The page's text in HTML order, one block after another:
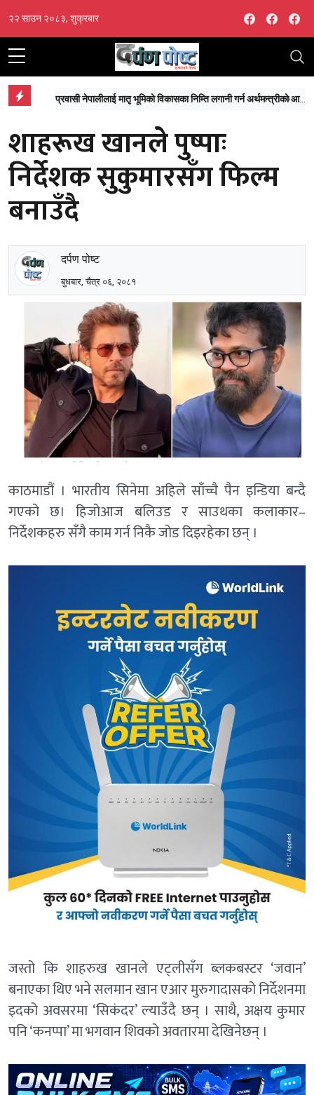
२२ साउन २०८३, शुक्रबार Facebook
‘माईतीघर डुबानको मुख्य कारण प्राकृतिक जलाशयको विनाश, ढलको अतिक्रमण र टुकुचाको उल्टो चाप’ प्रवासी नेपालीलाई मातृ भूमिको विकासका निम्ति लगानी गर्न अर्थमन्त्रीको आग्रह
शाहरूख खानले पुष्पाः
निर्देशक सुकुमारसँग फिल्म
बनाउँदै
दर्पण पोष्ट
बुधबार, चैत्र ०६, २०८१
काठमाडौं । भारतीय सिनेमा अहिले साँच्चै पैन इन्डिया बन्दै
गएको छ। हिजोआज बलिउड र साउथका कलाकार–
निर्देशकहरु सँगै काम गर्न निकै जोड दिइरहेका छन् ।
जस्तो कि शाहरुख खानले एट्लीसँग ब्लकबस्टर ‘जवान’
बनाएका थिए भने सलमान खान एआर मुरुगादासको निर्देशनमा
इदको अवसरमा ‘सिकंदर’ ल्याउँदै छन् । साथै, अक्षय कुमार
पनि ‘कनप्पा’ मा भगवान शिवको अवतारमा देखिनेछन् ।